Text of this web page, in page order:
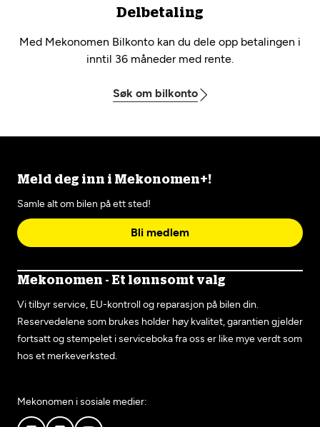
Delbetaling
Med Mekonomen Bilkonto kan du dele opp betalingen i
inntil 36 måneder med rente.
Søk om bilkonto
Meld deg inn i Mekonomen+!
Samle alt om bilen på ett sted!
Bli medlem
Mekonomen - Et lønnsomt valg
Vi tilbyr service, EU-kontroll og reparasjon på bilen din.
Reservedelene som brukes holder høy kvalitet, garantien gjelder
fortsatt og stempelet i serviceboka fra oss er like mye verdt som
hos et merkeverksted.
Mekonomen i sosiale medier: